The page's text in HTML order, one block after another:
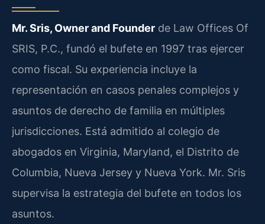
Mr. Sris, Owner and Founder de Law Offices Of
SRIS, P.C., fundó el bufete en 1997 tras ejercer
como fiscal. Su experiencia incluye la
representación en casos penales complejos y
asuntos de derecho de familia en múltiples
jurisdicciones. Está admitido al colegio de
abogados en Virginia, Maryland, el Distrito de
Columbia, Nueva Jersey y Nueva York. Mr. Sris
supervisa la estrategia del bufete en todos los
asuntos.